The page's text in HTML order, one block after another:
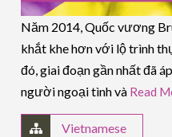
Năm 2014, Quốc vương
khắt khe hơn với lộ trình
đó, giai đoạn gần nhất đã
người ngoại tình và Read
Vietnamese